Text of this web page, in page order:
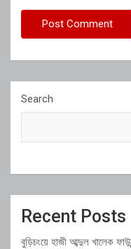
Search
Recent Posts
বুড়িচংয়ে হাজী আব্দুল খালেক